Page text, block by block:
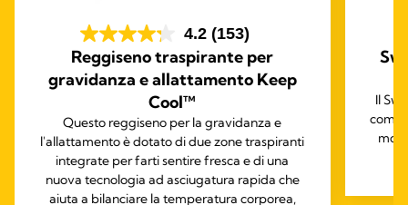
4.2 (153)
Reggiseno traspirante per
gravidanza e allattamento Keep
Cool™
Questo reggiseno per la gravidanza e
l'allattamento è dotato di due zone traspiranti
integrate per farti sentire fresca e di una
nuova tecnologia ad asciugatura rapida che
aiuta a bilanciare la temperatura corporea,
Il